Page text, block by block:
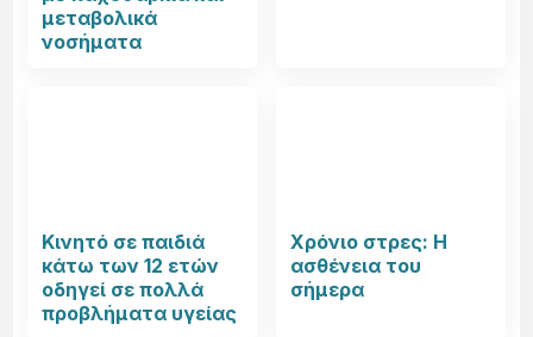
μεταβολικά
νοσήματα
Κινητό σε παιδιά
κάτω των 12 ετών
οδηγεί σε πολλά
προβλήματα υγείας
Χρόνιο στρες: Η
ασθένεια του
σήμερα